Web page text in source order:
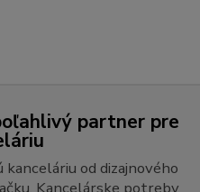
partner pre
od dizajnového
Kancelárske potreby